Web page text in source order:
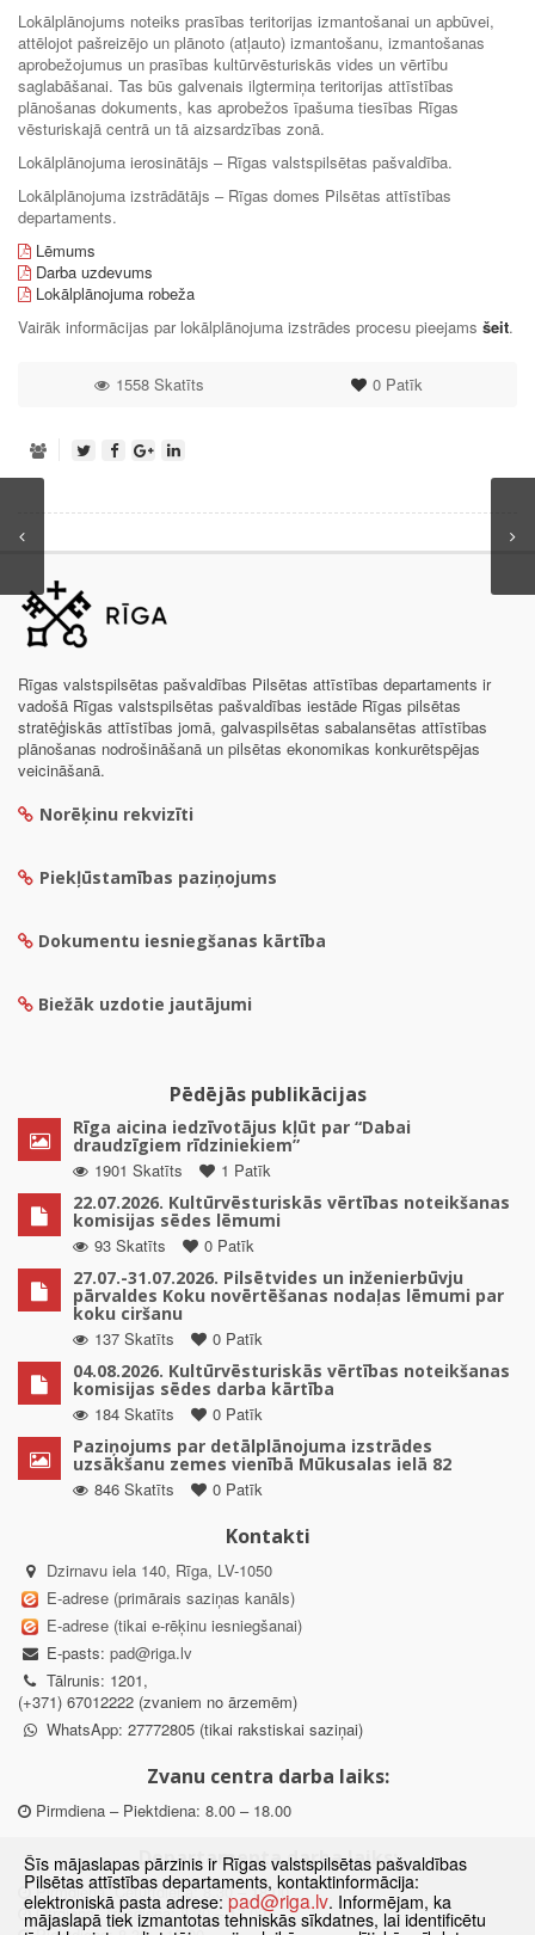
Lokālplānojums noteiks prasības teritorijas izmantošanai un apbūvei,
attēlojot pašreizējo un plānoto (atļauto) izmantošanu, izmantošanas
aprobežojumus un prasības kultūrvēsturiskās vides un vērtību
saglabāšanai. Tas būs galvenais ilgtermiņa teritorijas attīstības
plānošanas dokuments, kas aprobežos īpašuma tiesības Rīgas
vēsturiskajā centrā un tā aizsardzības zonā.
Lokālplānojuma ierosinātājs – Rīgas valstspilsētas pašvaldība.
Lokālplānojuma izstrādātājs – Rīgas domes Pilsētas attīstības
departaments.
Lēmums
Darba uzdevums
Lokālplānojuma robeža
Vairāk informācijas par lokālplānojuma izstrādes procesu pieejams šeit.
0Patīk
1558 Skatīts
Rīgas valstspilsētas pašvaldības Pilsētas attīstības departaments ir
vadošā Rīgas valstspilsētas pašvaldības iestāde Rīgas pilsētas
stratēģiskās attīstības jomā, galvaspilsētas sabalansētas attīstības
plānošanas nodrošināšanā un pilsētas ekonomikas konkurētspējas
veicināšanā.
Norēķinu rekvizīti
Piekļūstamības paziņojums
Dokumentu iesniegšanas kārtība
Biežāk uzdotie jautājumi
Pēdējās publikācijas
Rīga aicina iedzīvotājus kļūt par “Dabai
draudzīgiem rīdziniekiem”
1901 Skatīts
1 Patīk
22.07.2026. Kultūrvēsturiskās vērtības noteikšanas
komisijas sēdes lēmumi
93 Skatīts
0 Patīk
27.07.-31.07.2026. Pilsētvides un inženierbūvju
pārvaldes Koku novērtēšanas nodaļas lēmumi par
koku ciršanu
137 Skatīts
0 Patīk
04.08.2026. Kultūrvēsturiskās vērtības noteikšanas
komisijas sēdes darba kārtība
184 Skatīts
0 Patīk
Paziņojums par detālplānojuma izstrādes
uzsākšanu zemes vienībā Mūkusalas ielā 82
846 Skatīts
0 Patīk
Kontakti
Dzirnavu iela 140, Rīga, LV-1050
E-adrese (primārais saziņas kanāls)
E-adrese (tikai e-rēķinu iesniegšanai)
E-pasts: pad@riga.lv
Tālrunis: 1201,
(+371) 67012222 (zvaniem no ārzemēm)
WhatsApp: 27772805 (tikai rakstiskai saziņai)
Zvanu centra darba laiks:
Pirmdiena – Piektdiena: 8.00 – 18.00
Departamenta darba laiks:
Pirmdiena, Ceturtdiena: 8.30 – 18.00
Otrdiena, Trešdiena: 8.30 – 17.00
Šīs mājaslapas pārzinis ir Rīgas valstspilsētas pašvaldības
Pilsētas attīstības departaments, kontaktinformācija:
elektroniskā pasta adrese: pad@riga.lv. Informējam, ka
mājaslapā tiek izmantotas tehniskās sīkdatnes, lai identificētu